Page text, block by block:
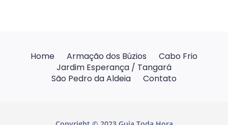
Home Armação dos Búzios
Cabo Frio
Jardim Esperança / Tangará
São Pedro da Aldeia
Contato